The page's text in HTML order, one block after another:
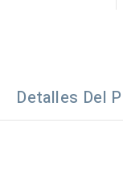
Detalles Del